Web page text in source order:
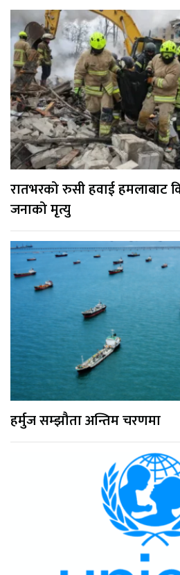
रातभरको रुसी हवाई हमलाबाट
जनाको मृत्यु
हर्मुज सम्झौता अन्तिम चरणमा